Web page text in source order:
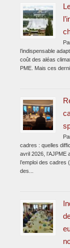
l’indispensable
coût des aléas
PME. Mais ces
cadres : quelles
avril 2026, l’AJPME
l’emploi des cadres
des...